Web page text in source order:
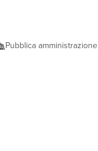
Pubblica amministrazione